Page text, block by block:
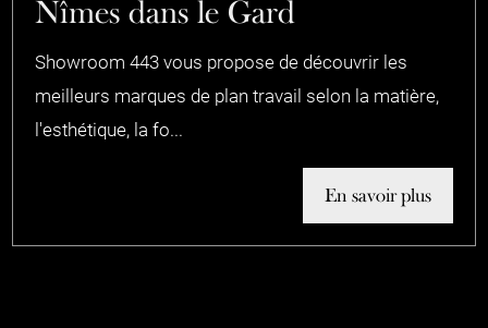
Nîmes dans le Gard
Showroom 443 vous propose de découvrir les
meilleurs marques de plan travail selon la matière,
l'esthétique, la fo...
En savoir plus